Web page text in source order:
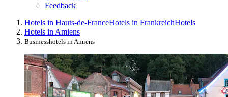
Feedback
Hotels in Hauts-de-FranceHotels in FrankreichHotels
Hotels in Amiens
Businesshotels in Amiens